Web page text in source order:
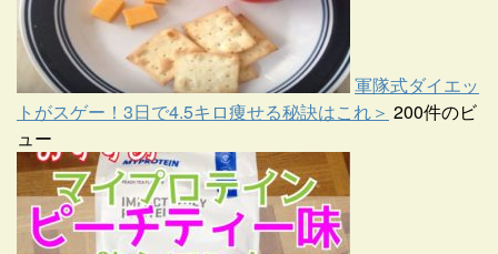
軍隊式ダイエッ
トがスゲー！3日で4.5キロ痩せる秘訣はこれ＞ 200件のビ
ュー